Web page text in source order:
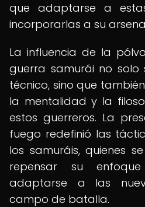
que adaptarse a
incorporarlas a su
La influencia de la
guerra samurái no
técnico, sino que
la mentalidad y la
estos guerreros. La
fuego redefinió las
los samuráis, quienes
repensar su
adaptarse a las
campo de batalla.